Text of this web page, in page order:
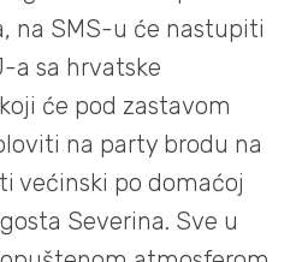
na SMS-u će nastupiti
a sa hrvatske
će pod zastavom
na party brodu na
većinski po domaćoj
Severina. Sve u